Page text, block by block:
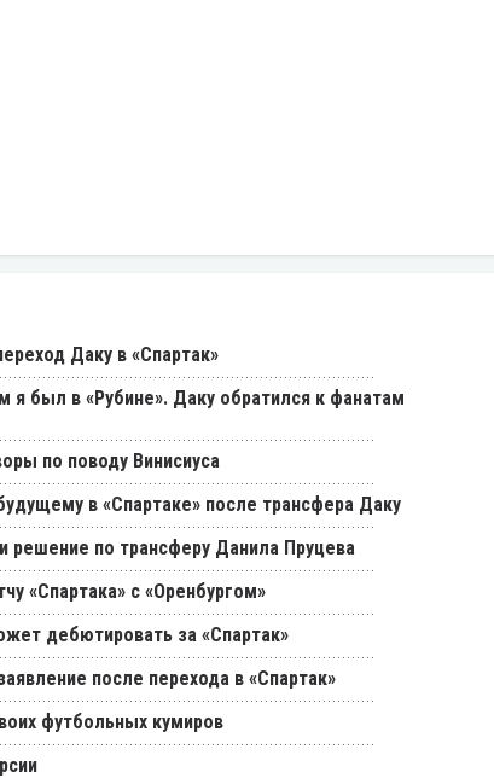
Даку в «Спартак»
я был в «Рубине». Даку обратился к фанатам
по поводу Винисиуса
в «Спартаке» после трансфера Даку
решение по трансферу Данила Пруцева
«Спартака» с «Оренбургом»
дебютировать за «Спартак»
после перехода в «Спартак»
футбольных кумиров